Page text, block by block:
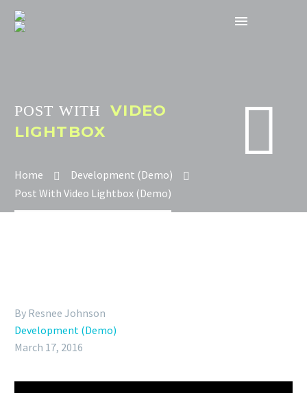


POST WITH
VIDEO
LIGHTBOX
Home
Development (Demo)
Post With Video Lightbox (Demo)
By Resnee Johnson
Development (Demo)
March 17, 2016